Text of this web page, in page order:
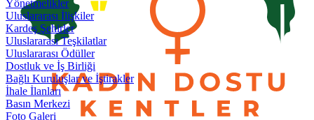
Yönetmelikler
Uluslararası İlişkiler
Kardeş Şehirler
Uluslararası Teşkilatlar
Uluslararası Ödüller
Dostluk ve İş Birliği
Bağlı Kuruluşlar ve İştirakler
İhale İlanları
Basın Merkezi
Foto Galeri